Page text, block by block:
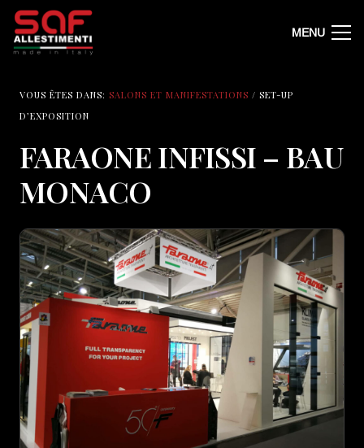
MENU
VOUS ÊTES DANS: SALONS ET MANIFESTATIONS / SET-UP
D’EXPOSITION
FARAONE INFISSI – BAU
MONACO